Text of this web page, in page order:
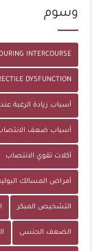
وسوم
INTERCOURSE
DYSFUNCTION
أسباب زيادة الرغبة عند
أسباب ضعف الانتصاب
أكلات تقوي الانتصاب
أمراض المسالك
التشخيص المبكر
الضعف الجنسى